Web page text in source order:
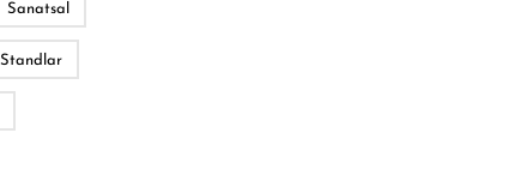
Sanatsal
Standlar